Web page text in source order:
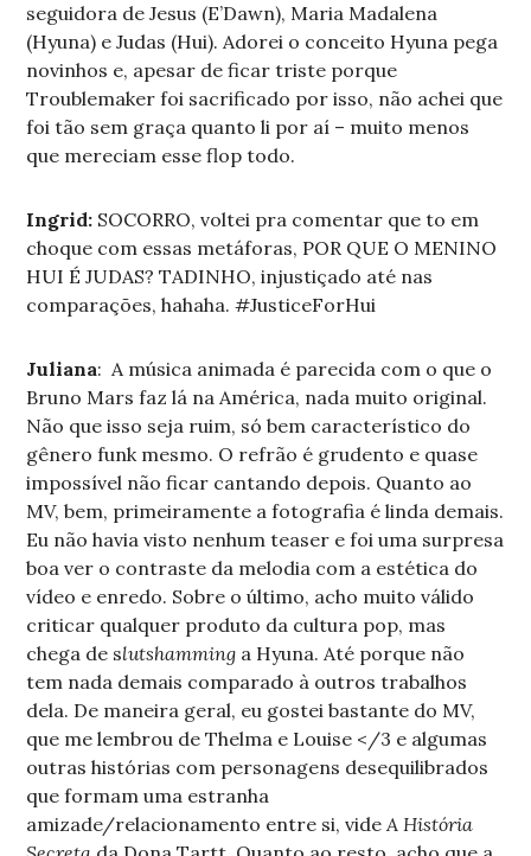
seguidora de Jesus (E’Dawn), Maria Madalena
(Hyuna) e Judas (Hui). Adorei o conceito Hyuna pega
novinhos e, apesar de ficar triste porque
Troublemaker foi sacrificado por isso, não achei que
foi tão sem graça quanto li por aí – muito menos
que mereciam esse flop todo.
Ingrid: SOCORRO, voltei pra comentar que to em
choque com essas metáforas, POR QUE O MENINO
HUI É JUDAS? TADINHO, injustiçado até nas
comparações, hahaha. #JusticeForHui
Juliana: A música animada é parecida com o que o
Bruno Mars faz lá na América, nada muito original.
Não que isso seja ruim, só bem característico do
gênero funk mesmo. O refrão é grudento e quase
impossível não ficar cantando depois. Quanto ao
MV, bem, primeiramente a fotografia é linda demais.
Eu não havia visto nenhum teaser e foi uma surpresa
boa ver o contraste da melodia com a estética do
vídeo e enredo. Sobre o último, acho muito válido
criticar qualquer produto da cultura pop, mas
chega de slutshamming a Hyuna. Até porque não
tem nada demais comparado à outros trabalhos
dela. De maneira geral, eu gostei bastante do MV,
que me lembrou de Thelma e Louise </3 e algumas
outras histórias com personagens desequilibrados
que formam uma estranha
amizade/relacionamento entre si, videA História